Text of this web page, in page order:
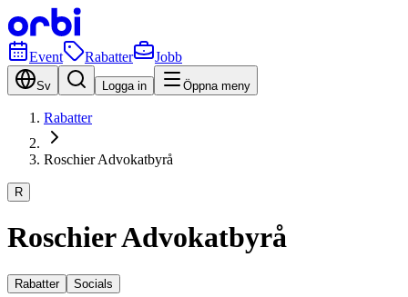
Event Rabatter Jobb
Sv Logga in Öppna meny
Rabatter
Roschier Advokatbyrå
R
Roschier Advokatbyrå
Rabatter Socials